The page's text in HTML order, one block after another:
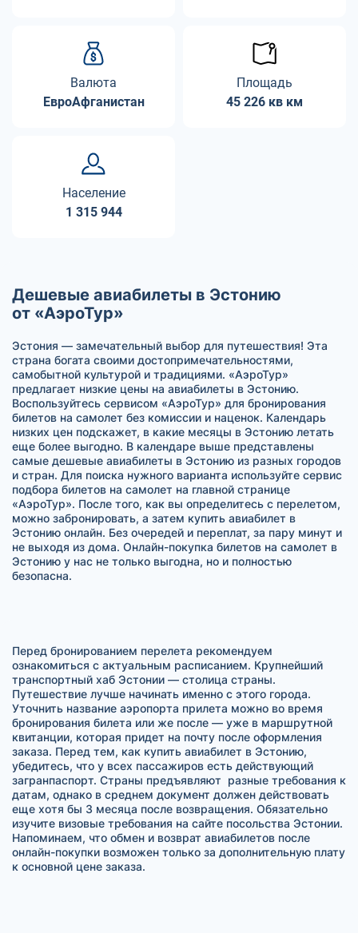
Валюта
ЕвроАфганистан
Площадь
45 226 кв км
Население
1 315 944
Дешевые авиабилеты в Эстонию
от «АэроТур»
Эстония — замечательный выбор для путешествия! Эта
страна богата своими достопримечательностями,
самобытной культурой и традициями. «АэроТур»
предлагает низкие цены на авиабилеты в Эстонию.
Воспользуйтесь сервисом «АэроТур» для бронирования
билетов на самолет без комиссии и наценок. Календарь
низких цен подскажет, в какие месяцы в Эстонию летать
еще более выгодно. В календаре выше представлены
самые дешевые авиабилеты в Эстонию из разных городов
и стран. Для поиска нужного варианта используйте сервис
подбора билетов на самолет на главной странице
«АэроТур». После того, как вы определитесь с перелетом,
можно забронировать, а затем купить авиабилет в
Эстонию онлайн. Без очередей и переплат, за пару минут и
не выходя из дома. Онлайн-покупка билетов на самолет в
Эстонию у нас не только выгодна, но и полностью
безопасна.
Перед бронированием перелета рекомендуем
ознакомиться с актуальным расписанием. Крупнейший
транспортный хаб Эстонии — столица страны.
Путешествие лучше начинать именно с этого города.
Уточнить название аэропорта прилета можно во время
бронирования билета или же после — уже в маршрутной
квитанции, которая придет на почту после оформления
заказа. Перед тем, как купить авиабилет в Эстонию,
убедитесь, что у всех пассажиров есть действующий
загранпаспорт. Страны предъявляют разные требования к
датам, однако в среднем документ должен действовать
еще хотя бы 3 месяца после возвращения. Обязательно
изучите визовые требования на сайте посольства Эстонии.
Напоминаем, что обмен и возврат авиабилетов после
онлайн-покупки возможен только за дополнительную плату
к основной цене заказа.